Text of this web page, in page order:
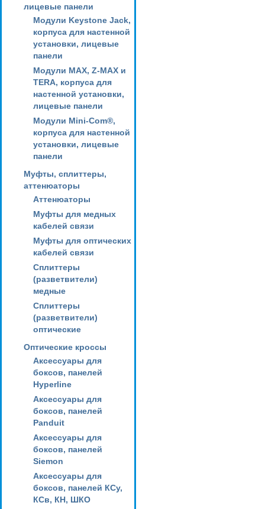
лицевые панели
Модули Keystone Jack,
корпуса для настенной
установки, лицевые
панели
Модули MAX, Z-MAX и
TERA, корпуса для
настенной установки,
лицевые панели
Модули Mini-Com®,
корпуса для настенной
установки, лицевые
панели
Муфты, сплиттеры,
аттенюаторы
Аттенюаторы
Муфты для медных
кабелей связи
Муфты для оптических
кабелей связи
Сплиттеры
(разветвители)
медные
Сплиттеры
(разветвители)
оптические
Оптические кроссы
Аксессуары для
боксов, панелей
Hyperline
Аксессуары для
боксов, панелей
Panduit
Аксессуары для
боксов, панелей
Siemon
Аксессуары для
боксов, панелей КСу,
КСв, КН, ШКО